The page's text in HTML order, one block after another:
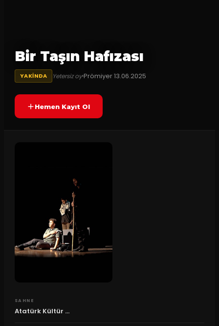
Bir Taşın Hafızası
YAKINDA Yetersiz oyPrömiyer13.06.2025
Hemen Kayıt Ol
SAHNE
Atatürk Kültür ...